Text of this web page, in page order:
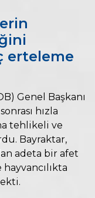
erteleme
Genel Başkanı
hızla
tehlikeli ve
Bayraktar,
adeta bir afet